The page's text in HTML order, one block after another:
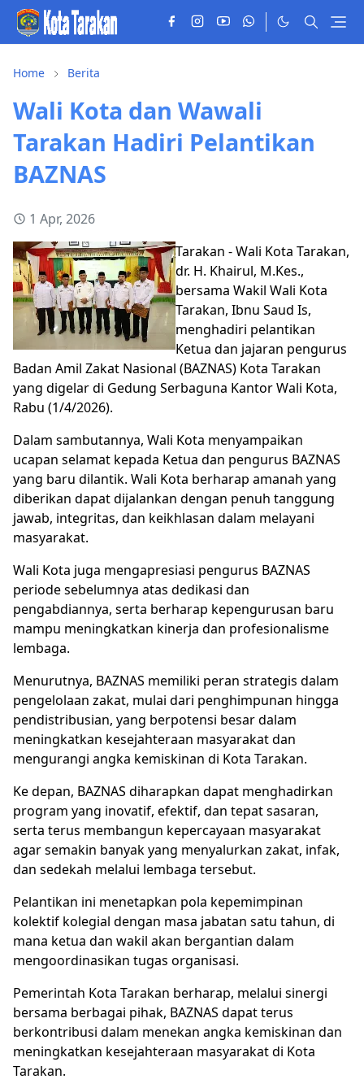
Home Berita
Wali Kota dan Wawali
Tarakan Hadiri Pelantikan
BAZNAS
1 Apr, 2026
Tarakan - Wali Kota Tarakan,
dr. H. Khairul, M.Kes.,
bersama Wakil Wali Kota
Tarakan, Ibnu Saud Is,
menghadiri pelantikan
Ketua dan jajaran pengurus
Badan Amil Zakat Nasional (BAZNAS) Kota Tarakan
yang digelar di Gedung Serbaguna Kantor Wali Kota,
Rabu (1/4/2026).
Dalam sambutannya, Wali Kota menyampaikan
ucapan selamat kepada Ketua dan pengurus BAZNAS
yang baru dilantik. Wali Kota berharap amanah yang
diberikan dapat dijalankan dengan penuh tanggung
jawab, integritas, dan keikhlasan dalam melayani
masyarakat.
Wali Kota juga mengapresiasi pengurus BAZNAS
periode sebelumnya atas dedikasi dan
pengabdiannya, serta berharap kepengurusan baru
mampu meningkatkan kinerja dan profesionalisme
lembaga.
Menurutnya, BAZNAS memiliki peran strategis dalam
pengelolaan zakat, mulai dari penghimpunan hingga
pendistribusian, yang berpotensi besar dalam
meningkatkan kesejahteraan masyarakat dan
mengurangi angka kemiskinan di Kota Tarakan.
Ke depan, BAZNAS diharapkan dapat menghadirkan
program yang inovatif, efektif, dan tepat sasaran,
serta terus membangun kepercayaan masyarakat
agar semakin banyak yang menyalurkan zakat, infak,
dan sedekah melalui lembaga tersebut.
Pelantikan ini menetapkan pola kepemimpinan
kolektif kolegial dengan masa jabatan satu tahun, di
mana ketua dan wakil akan bergantian dalam
mengoordinasikan tugas organisasi.
Pemerintah Kota Tarakan berharap, melalui sinergi
bersama berbagai pihak, BAZNAS dapat terus
berkontribusi dalam menekan angka kemiskinan dan
meningkatkan kesejahteraan masyarakat di Kota
Tarakan.